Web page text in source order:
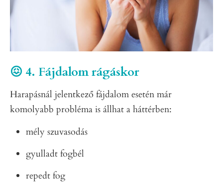
😖 4. Fájdalom rágáskor
Harapásnál jelentkező fájdalom esetén már
komolyabb probléma is állhat a háttérben:
mély szuvasodás
gyulladt fogbél
repedt fog